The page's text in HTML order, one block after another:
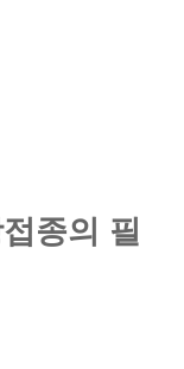
종의 필